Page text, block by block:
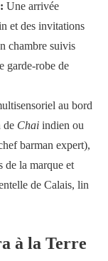
Une arrivée
et des invitations
chambre suivis
garde-robe de
au bord
de Chai indien ou
barman expert),
de la marque et
de Calais, lin
à la Terre